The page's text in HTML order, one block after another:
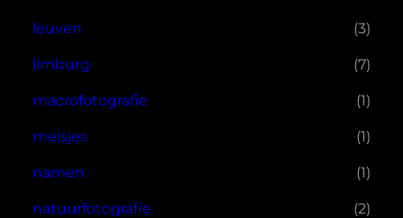
leuven (3)
limburg (7)
macrofotografie (1)
meisjes (1)
namen (1)
natuurfotografie (2)